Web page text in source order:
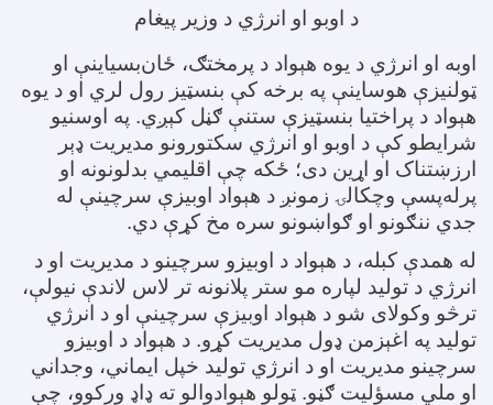
د اوبو او انرژي د وزیر پیغام
اوبه او انرژي د یوه هېواد د پرمختګ، ځان‌بسیاینې او
ټولنیزې هوساینې په برخه کې بنسټیز رول لري او د یوه
هېواد د پراختیا بنسټیزې ستنې ګڼل کېږي. په اوسنیو
شرایطو کې د اوبو او انرژي سکتورونو مدیریت ډېر
ارزښتناک او اړین دی؛ ځکه چې اقلیمي بدلونونه او
پرله‌پسې وچکالۍ زمونږ د هېواد اوبیزې سرچینې له
جدي ننګونو او ګواښونو سره مخ کړې دي.
له همدې کبله، د هېواد د اوبیزو سرچینو د مدیریت او د
انرژي د تولید لپاره مو ستر پلانونه تر لاس لاندې نیولې،
ترڅو وکولای شو د هېواد اوبیزې سرچینې او د انرژي
تولید په اغېزمن ډول مدیریت کړو. د هېواد د اوبیزو
سرچینو مدیریت او د انرژي تولید خپل ایماني، وجداني
او ملي مسؤلیت ګڼو. ټولو هېوادوالو ته ډاډ ورکوو، چې